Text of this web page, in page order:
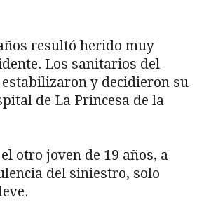
resultó herido muy
Los sanitarios del
estabilizaron y decidieron su
de La Princesa de la
otro joven de 19 años, a
del siniestro, solo